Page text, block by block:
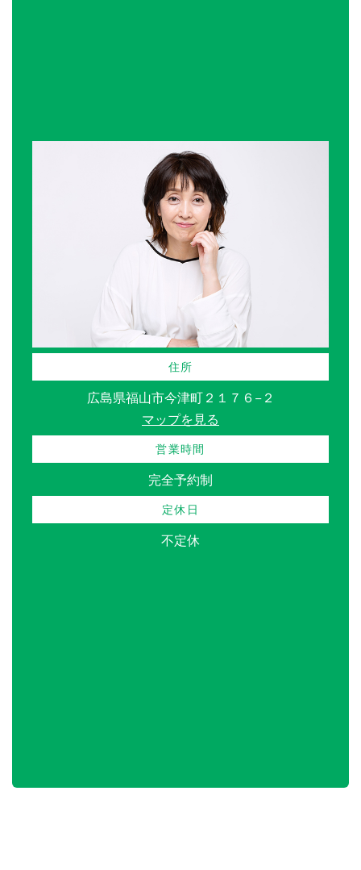
住所
広島県福山市今津町２１７６−２
マップを見る
営業時間
完全予約制
定休日
不定休